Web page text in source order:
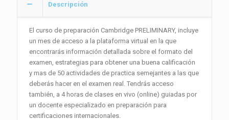
Descripción
El curso de preparación Cambridge PRELIMINARY, incluye
un mes de acceso a la plataforma virtual en la que
encontrarás información detallada sobre el formato del
examen, estrategias para obtener una buena calificación
y mas de 50 actividades de practica semejantes a las que
deberás hacer en el examen real. Tendrás acceso
también, a 4 horas de clases en vivo (online) guiadas por
un docente especializado en preparación para
certificaciones internacionales.